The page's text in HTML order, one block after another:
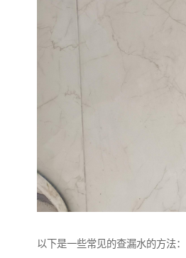
以下是一些常见的查漏水的方法：